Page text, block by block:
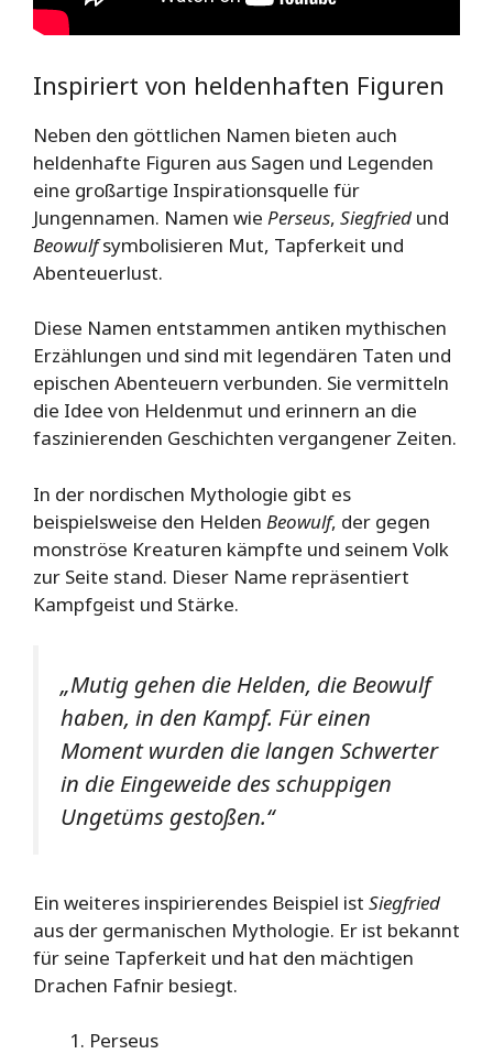
Inspiriert von heldenhaften Figuren
Neben den göttlichen Namen bieten auch
heldenhafte Figuren aus Sagen und Legenden
eine großartige Inspirationsquelle für
Jungennamen. Namen wie Perseus, Siegfried und
Beowulfsymbolisieren Mut, Tapferkeit und
Abenteuerlust.
Diese Namen entstammen antiken mythischen
Erzählungen und sind mit legendären Taten und
epischen Abenteuern verbunden. Sie vermitteln
die Idee von Heldenmut und erinnern an die
faszinierenden Geschichten vergangener Zeiten.
In der nordischen Mythologie gibt es
beispielsweise den Helden Beowulf, der gegen
monströse Kreaturen kämpfte und seinem Volk
zur Seite stand. Dieser Name repräsentiert
Kampfgeist und Stärke.
„Mutig gehen die Helden, die Beowulf
haben, in den Kampf. Für einen
Moment wurden die langen Schwerter
in die Eingeweide des schuppigen
Ungetüms gestoßen.“
Ein weiteres inspirierendes Beispiel ist Siegfried
aus der germanischen Mythologie. Er ist bekannt
für seine Tapferkeit und hat den mächtigen
Drachen Fafnir besiegt.
Perseus